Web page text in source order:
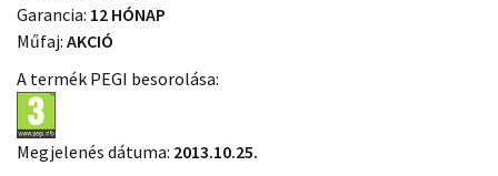
Garancia: 12 HÓNAP
Műfaj: AKCIÓ
A termék PEGI besorolása:
Megjelenés dátuma: 2013.10.25.